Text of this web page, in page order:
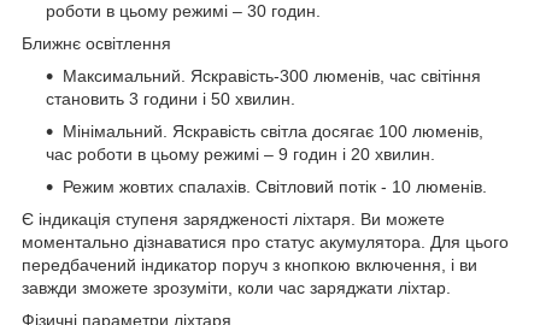
роботи в цьому режимі – 30 годин.
Ближнє освітлення
Максимальний. Яскравість-300 люменів, час світіння
становить 3 години і 50 хвилин.
Мінімальний. Яскравість світла досягає 100 люменів,
час роботи в цьому режимі – 9 годин і 20 хвилин.
Режим жовтих спалахів. Світловий потік - 10 люменів.
Є індикація ступеня зарядженості ліхтаря. Ви можете
моментально дізнаватися про статус акумулятора. Для цього
передбачений індикатор поруч з кнопкою включення, і ви
завжди зможете зрозуміти, коли час заряджати ліхтар.
Фізичні параметри ліхтаря